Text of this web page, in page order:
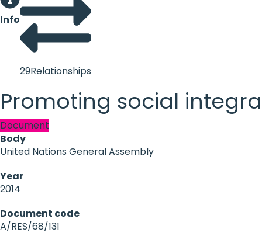
Info
29Relationships
Promoting social
Document
Body
United Nations General Assembly
Year
2014
Document code
A/RES/68/131